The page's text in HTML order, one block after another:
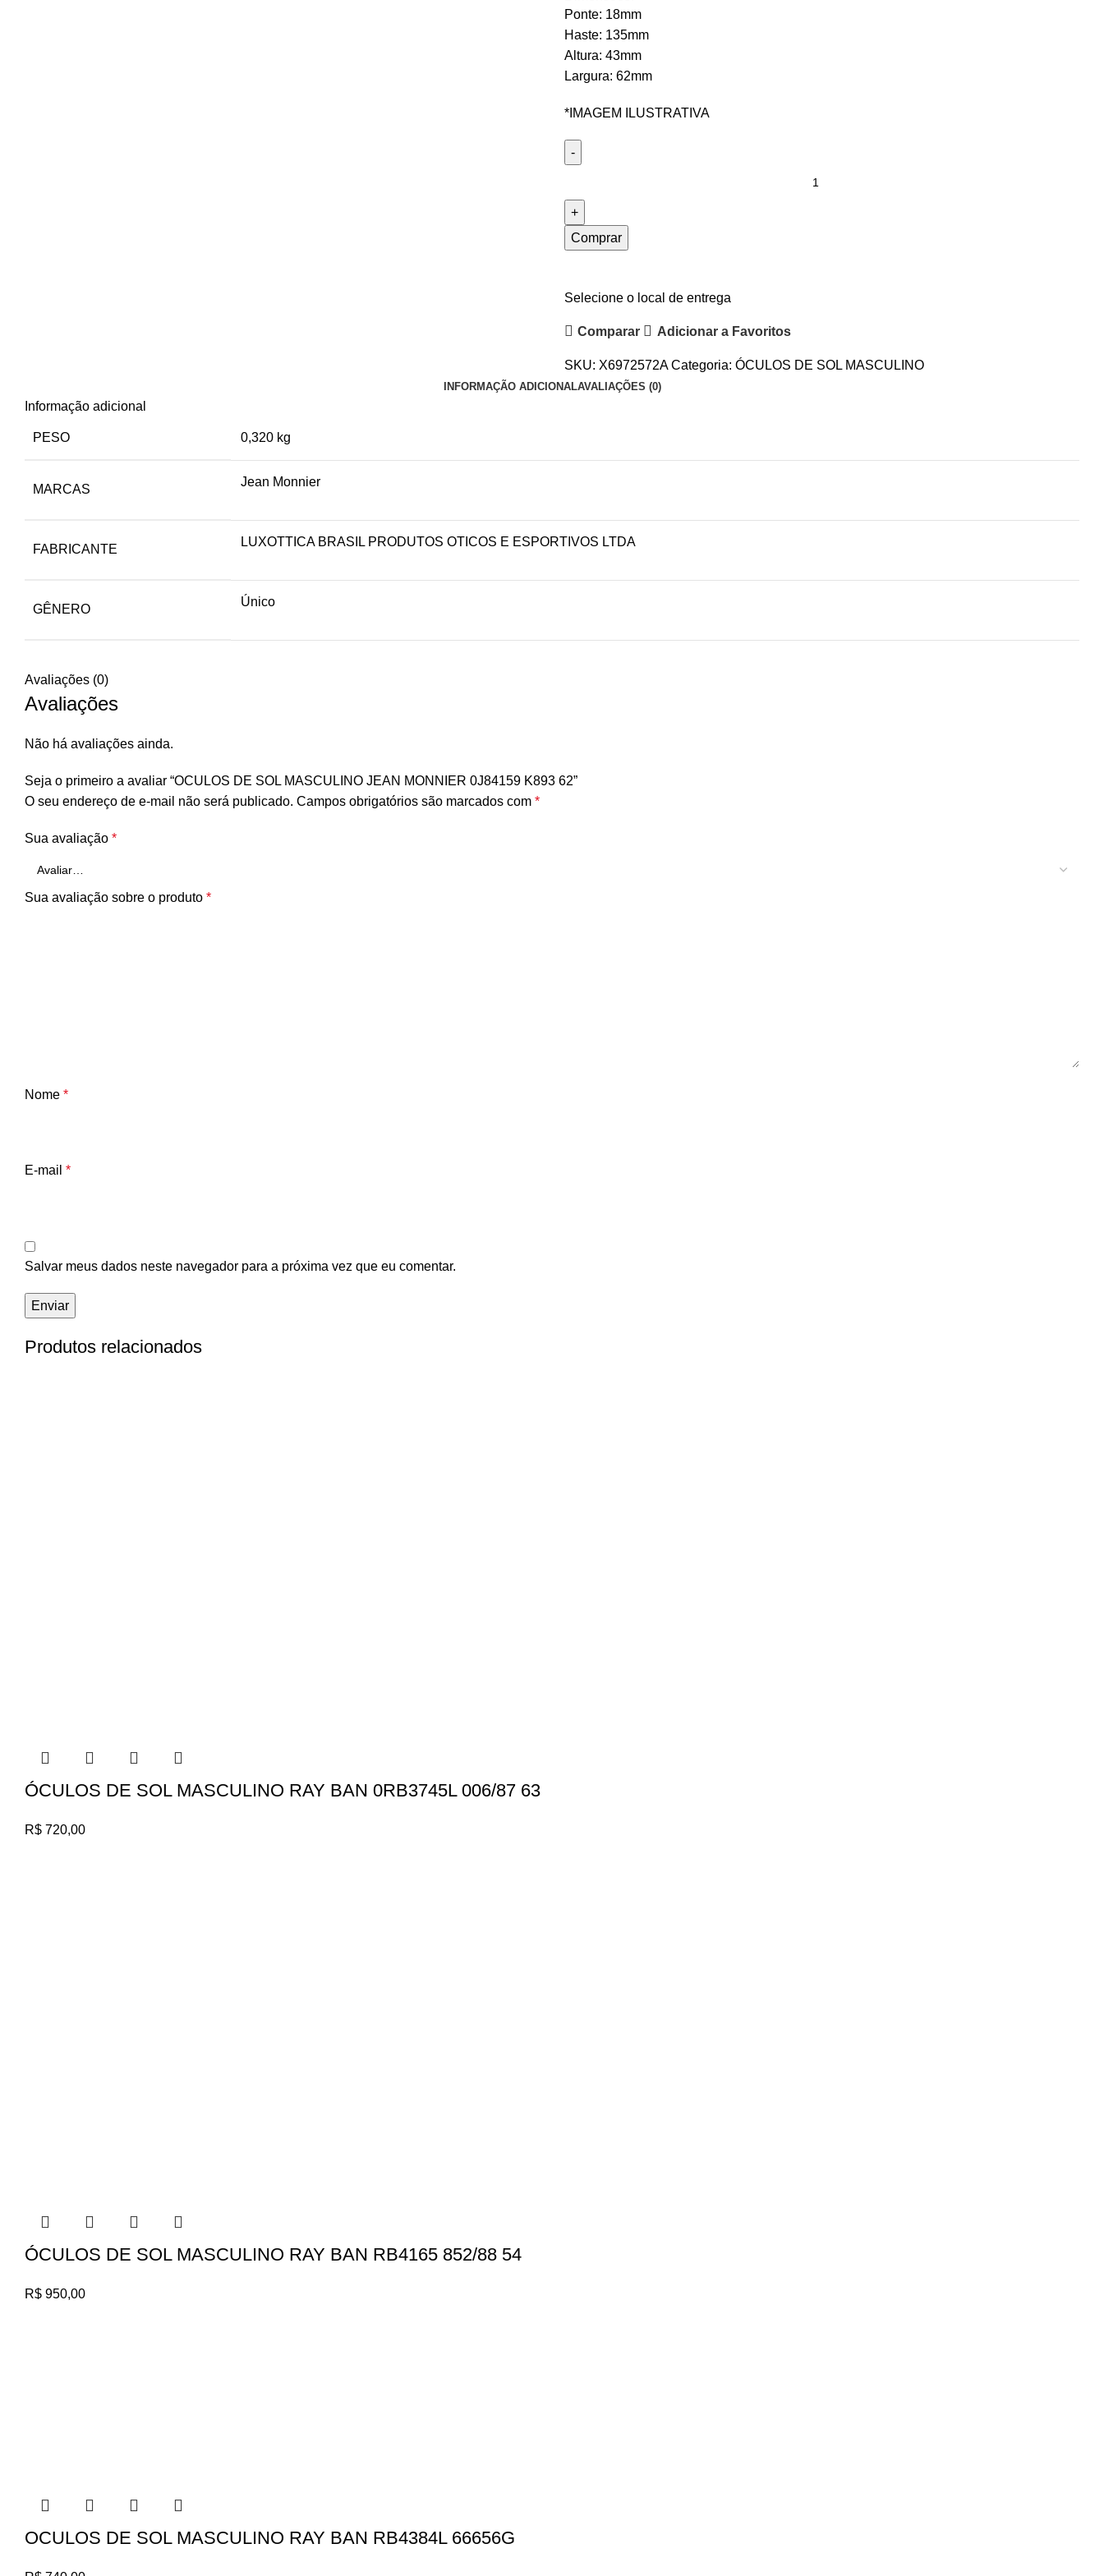
Ponte: 18mm
Haste: 135mm
Altura: 43mm
Largura: 62mm
*IMAGEM ILUSTRATIVA
Comprar
Selecione o local de entrega
Comparar Adicionar a Favoritos
SKU: X6972572ACategoria: ÓCULOS DE SOL MASCULINO
INFORMAÇÃO ADICIONALAVALIAÇÕES (0)
Informação adicional
PESO 0,320 kg
MARCAS
Jean Monnier
FABRICANTE
LUXOTTICA BRASIL PRODUTOS OTICOS E ESPORTIVOS LTDA
GÊNERO
Único
Avaliações (0)
Avaliações
Não há avaliações ainda.
Seja o primeiro a avaliar “OCULOS DE SOL MASCULINO JEAN MONNIER 0J84159 K893 62”
O seu endereço de e-mail não será publicado. Campos obrigatórios são marcados com *
Sua avaliação *
Sua avaliação sobre o produto *
Nome *
E-mail *
Salvar meus dados neste navegador para a próxima vez que eu comentar.
Produtos relacionados
ÓCULOS DE SOL MASCULINO RAY BAN 0RB3745L 006/87 63
R$ 720,00
ÓCULOS DE SOL MASCULINO RAY BAN RB4165 852/88 54
R$ 950,00
OCULOS DE SOL MASCULINO RAY BAN RB4384L 66656G